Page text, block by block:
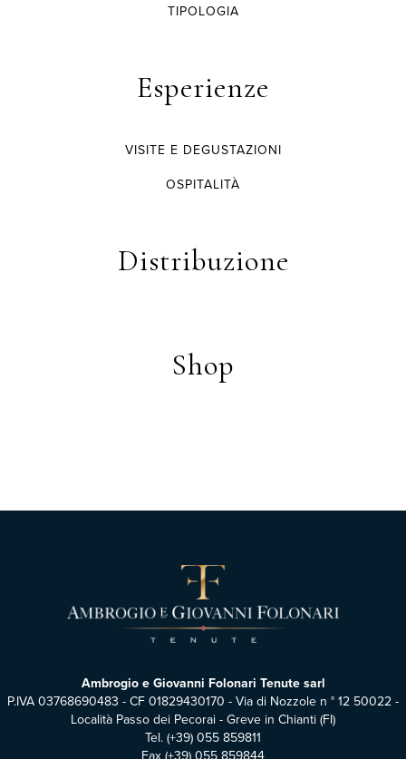
TIPOLOGIA
Esperienze
VISITE E DEGUSTAZIONI
OSPITALITÀ
Distribuzione
Shop
Ambrogio e Giovanni Folonari Tenute sarl
P.IVA 03768690483 - CF 01829430170 - Via di Nozzole n ° 12 50022 -
Località Passo dei Pecorai - Greve in Chianti (FI)
Tel.(+39) 055 859811